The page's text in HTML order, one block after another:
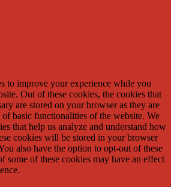
to improve your experience while you
Out of these cookies, the cookies that
are stored on your browser as they are
basic functionalities of the website. We
that help us analyze and understand how
cookies will be stored in your browser
also have the option to opt-out of these
some of these cookies may have an effect